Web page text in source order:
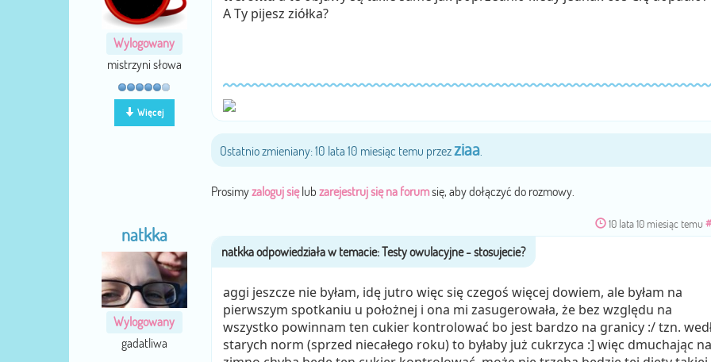
Wylogowany
mistrzyni słowa
Więcej
A Ty pijesz ziółka?
Ostatnio zmieniany: 10 lata 10 miesiąc temu przezziaa.
Prosimyzaloguj sięlub zarejestruj się na forumsię, aby dołączyć do rozmowy.
natkka
Wylogowany
gadatliwa
10 lata 10 miesiąc temu
aggi jeszcze nie byłam, idę jutro więc się czegoś więcej dowiem, ale byłam na
pierwszym spotkaniu u położnej i ona mi zasugerowała, że bez względu na
wszystko powinnam ten cukier kontrolować bo jest bardzo na granicy :/ tzn.
starych norm (sprzed niecałego roku) to byłaby już cukrzyca :] więc dmuchając na